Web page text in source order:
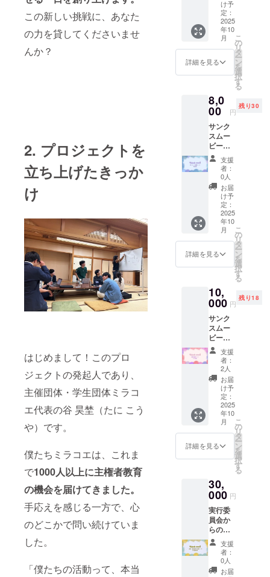
この新しい挑戦に、あなた
の力を貸してくださいませ
んか？
2. プロジェクトを
立ち上げたきっか
け
はじめまして！このプロ
ジェクトの発起人であり、
主催団体・学生団体ミラコ
エ代表の谷 昊埜（たに こう
や）です。
僕たちミラコエは、これま
で1000人以上に主権者教育
の機会を届けてきました。
手応えを感じる一方で、心
のどこかで問い続けていま
した。
「僕たちの活動って、本当
す！ お
届け予
2025年
8月頃
トの成
果を共
有しま
す！ こ
んなあ
なたへ:
イベン
その結
果を詳
しく知
りたい
方に！
お届け
予定: サ
ンクス
ムー
ビー：
2025年
8月頃 /
活動報
告書：
2025年
10月頃
活動報
告書
（PDF
形式）
ポリ
フェス
公式
HP（作
定）に
あなた
のお名
前を
【小サ
イズ】
で掲載
させて
いただ
きま
す。(希
望者の
み。支
援時の
備考欄
に掲載
希望の
さい。
ご記入
がない
場合は
CAMPF
IREユー
ザー名
で掲
載、希
望され
ない場
合はそ
の旨ご
記入く
ださ
い。) こ
んなあ
トの記
録にあ
なたの
名前を
残し、
応援の
証を形
にした
い方
に！ お
け予
定：
2025
年10
月
詳細を見る
こ
の
リ
タ
ー
ン
を
選
択
す
る
8,0
00 円
残り30
サンク
スムー
ビー
（限定
公開
URL）
イベン
ト詳細
活動報
告書
（PDF
形式）
ポリ
フェス
公式
HP（作
定）に
あなた
のお名
前を
【中サ
イズ】
で掲載
(希望者
のみ。
支援時
の備考
欄に掲
載希望
のお名
前をご
記入く
ださ
合は
CAMPF
IREユー
ザー名
で掲
載、希
望され
ない場
合はそ
の旨ご
支援
者：
0人
お届
け予
定：
2025
年10
月
詳細を見る
こ
の
リ
タ
ー
ン
を
選
択
す
る
10,
000 円
残り18
サンク
スムー
ビー
（限定
公開
URL）
イベン
ト詳細
活動報
告書
（PDF
形式）
ポリ
フェス
公式
HP（作
定）に
あなた
のお名
前を
【大サ
イズ】
で掲載
(希望者
のみ。
支援時
支援
者：
2人
お届
け予
定：
2025
年10
月
詳細を見る
こ
の
リ
タ
ー
ン
を
選
択
す
る
30,
000 円
実行委
員会か
らの感
謝状
（郵
送） イ
ベント
支援
者：
0人
お届